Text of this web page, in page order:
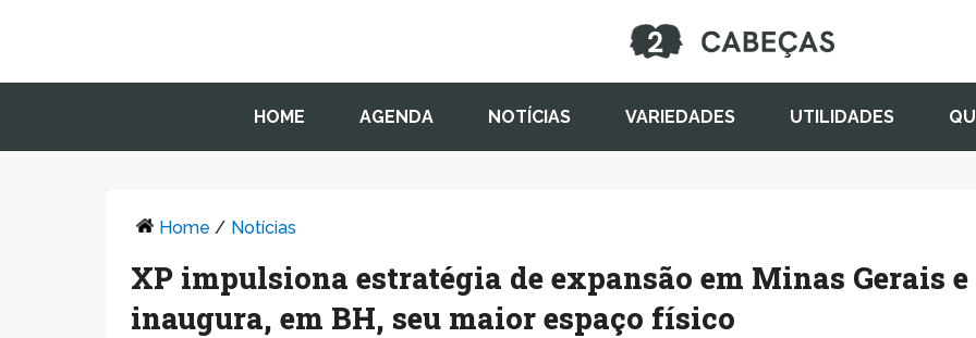
HOME AGENDA NOTÍCIAS VARIEDADES UTILIDADES
Home / Notícias
XP impulsiona estratégia de expansão em Minas Gerais e
inaugura, em BH, seu maior espaço físico